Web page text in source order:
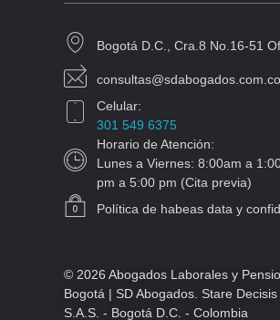
Bogotá D.C., Cra.8 No.16-51
consultas@sdabogados.com.co
Celular:
301 549 6375
Horario de Atención:
Lunes a Viernes: 8:00am a
pm a 5:00 pm (Cita previa)
Política de habeas data y
© 2026 Abogados Laborales y
Bogotá | SD Abogados. Stare
S.A.S. - Bogotá D.C. - Colombia